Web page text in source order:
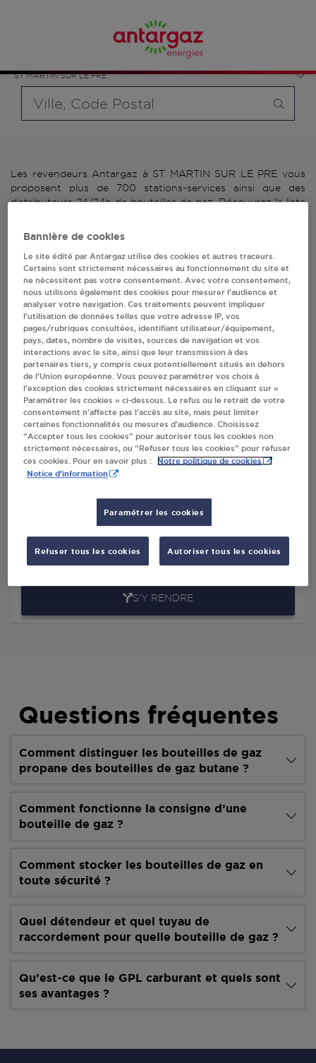
ST MARTIN SUR LE PRE
bouteille souhaité et le type de point de vente (revendeur /
distributeur automatique de bouteilles de gaz ou station GPL
carburant)
Les revendeurs Antargaz à ST MARTIN SUR LE PRE vous
proposent plus de 700 stations-services ainsi que des
distributeurs 24/24h de bouteilles de gaz. Découvrez la liste
l'adresse, le numéro de téléphone de votre stations GPL ou
2 revendeur(s) Antargaz
à ST MARTIN SUR LE PRE
Villes
STATION GPL CARBURANT TOTAL ST MARTIN
SUR LE PRE
RN 44
51520ST MARTIN SUR LE PRE
DISTRIBUTEUR AUTOMATIQUE 24/24
RUE DE L'ILET
51520ST MARTIN SUR LE PRE
S'Y RENDRE
Questions fréquentes
Comment distinguer les bouteilles de gaz
propane des bouteilles de gaz butane ?
Comment fonctionne la consigne d’une
bouteille de gaz ?
Comment stocker les bouteilles de gaz en
toute sécurité ?
Quel détendeur et quel tuyau de
raccordement pour quelle bouteille de gaz ?
Qu’est-ce que le GPL carburant et quels sont
ses avantages ?
Bannière de cookies
Le site édité par Antargaz utilise des cookies et autres traceurs.
Certains sont strictement nécessaires au fonctionnement du site et
ne nécessitent pas votre consentement. Avec votre consentement,
nous utilisons également des cookies pour mesurer l’audience et
analyser votre navigation. Ces traitements peuvent impliquer
l’utilisation de données telles que votre adresse IP, vos
pages/rubriques consultées, identifiant utilisateur/équipement,
pays, dates, nombre de visites, sources de navigation et vos
interactions avec le site, ainsi que leur transmission à des
partenaires tiers, y compris ceux potentiellement situés en dehors
de l’Union européenne. Vous pouvez paramétrer vos choix à
l’exception des cookies strictement nécessaires en cliquant sur «
Paramétrer les cookies » ci-dessous. Le refus ou le retrait de votre
consentement n’affecte pas l’accès au site, mais peut limiter
certaines fonctionnalités ou mesures d’audience. Choisissez
“Accepter tous les cookies” pour autoriser tous les cookies non
strictement nécessaires, ou “Refuser tous les cookies” pour refuser
ces cookies. Pour en savoir plus :
Notre politique de cookies
Notice d'information
Paramétrer les cookies
Refuser tous les cookies Autoriser tous les cookies